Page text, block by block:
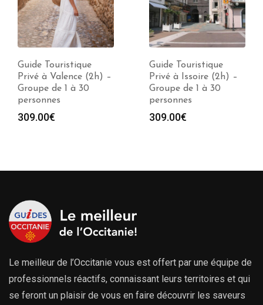
Guide Touristique
Privé à Valence (2h) –
Groupe de 1 à 30
personnes
309.00€
Guide Touristique
Privé à Issoire (2h) –
Groupe de 1 à 30
personnes
309.00€
Le meilleur de l’Occitanie vous est offert par une équipe de
professionnels réactifs, connaissant leurs territoires et qui
se feront un plaisir de vous en faire découvrir les saveurs